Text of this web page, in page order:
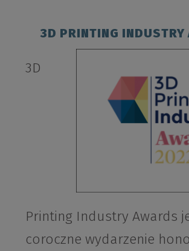
3D PRINTING INDUSTRY
3D
Printing Industry Awards
coroczne wydarzenie